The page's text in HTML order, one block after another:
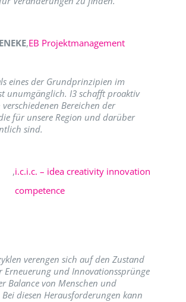
,EB Projektmanagement
eines der Grundprinzipien im
unumgänglich. I3 schafft proaktiv
Bereichen der
für unsere Region und darüber
sind.
,i.c.i.c. – idea creativity innovation
competence
verengen sich auf den Zustand
Erneuerung und Innovationssprünge
Balance von Menschen und
Bei diesen Herausforderungen kann